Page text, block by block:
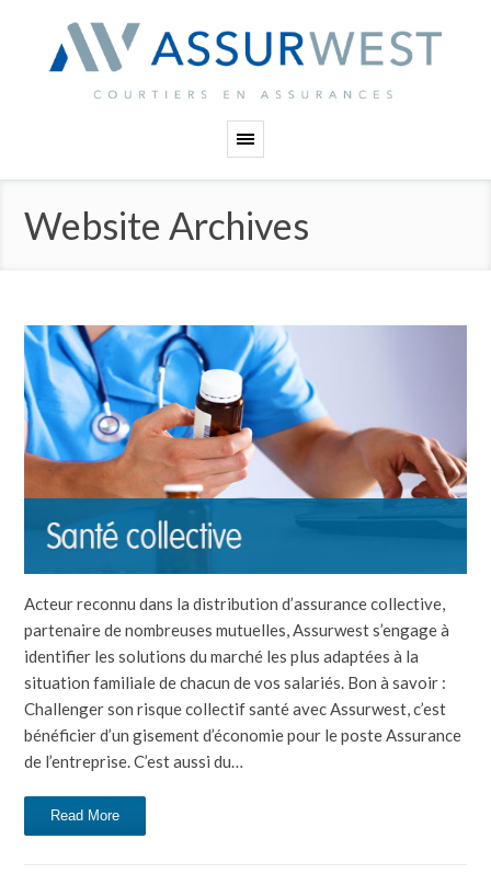
Website Archives
Acteur reconnu dans la distribution d’assurance collective,
partenaire de nombreuses mutuelles, Assurwest s’engage à
identifier les solutions du marché les plus adaptées à la
situation familiale de chacun de vos salariés. Bon à savoir :
Challenger son risque collectif santé avec Assurwest, c’est
bénéficier d’un gisement d’économie pour le poste Assurance
de l’entreprise. C’est aussi du…
Read More